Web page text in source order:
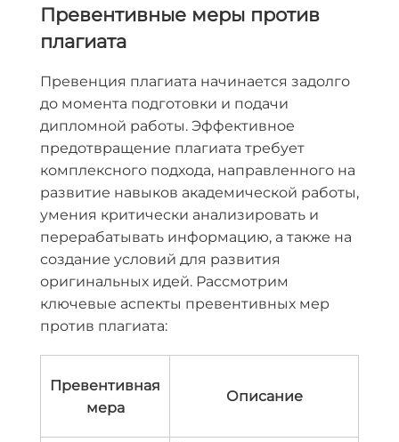
Превентивные меры против
плагиата
Превенция плагиата начинается задолго
до момента подготовки и подачи
дипломной работы. Эффективное
предотвращение плагиата требует
комплексного подхода, направленного на
развитие навыков академической работы,
умения критически анализировать и
перерабатывать информацию, а также на
создание условий для развития
оригинальных идей. Рассмотрим
ключевые аспекты превентивных мер
против плагиата:
Превентивная
мера
Описание